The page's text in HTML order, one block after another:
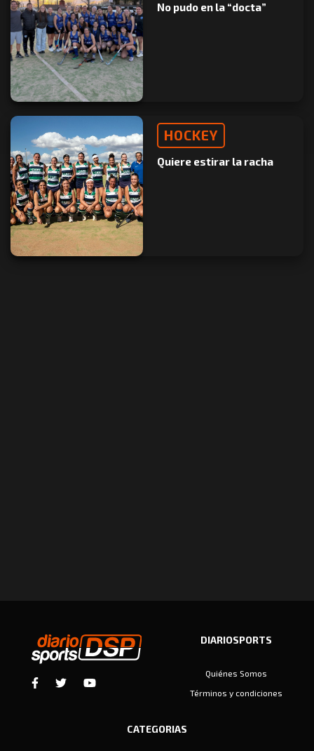
No pudo en la “docta”
HOCKEY
Quiere estirar la racha
DIARIOSPORTS
Quiénes Somos
Términos y condiciones
CATEGORIAS